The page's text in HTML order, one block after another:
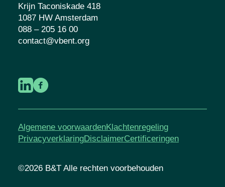
Krijn Taconiskade 418
1087 HW Amsterdam
088 – 205 16 00
contact@vbent.org
Algemene voorwaardenKlachtenregeling
PrivacyverklaringDisclaimerCertificeringen
©2026 B&T Alle rechten voorbehouden